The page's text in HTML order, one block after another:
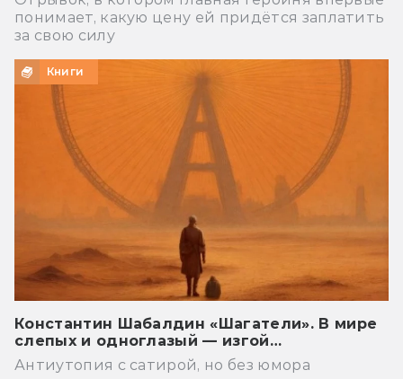
понимает, какую цену ей придётся заплатить
за свою силу
Книги
Константин Шабалдин «Шагатели». В мире
слепых и одноглазый — изгой…
Антиутопия с сатирой, но без юмора